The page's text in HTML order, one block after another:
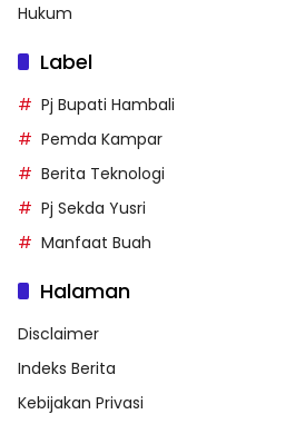
Hukum
Label
Pj Bupati Hambali
Pemda Kampar
Berita Teknologi
Pj Sekda Yusri
Manfaat Buah
Halaman
Disclaimer
Indeks Berita
Kebijakan Privasi